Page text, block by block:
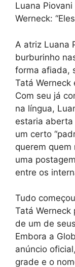
Luana
Werneck:
A atriz Luana
burburinho
forma afiada,
Tatá Werneck
Com seu já
na língua,
estaria aberta
um certo
querem quem
uma
entre os
Tudo
Tatá
de um de
Embora a
anúncio
grade e o